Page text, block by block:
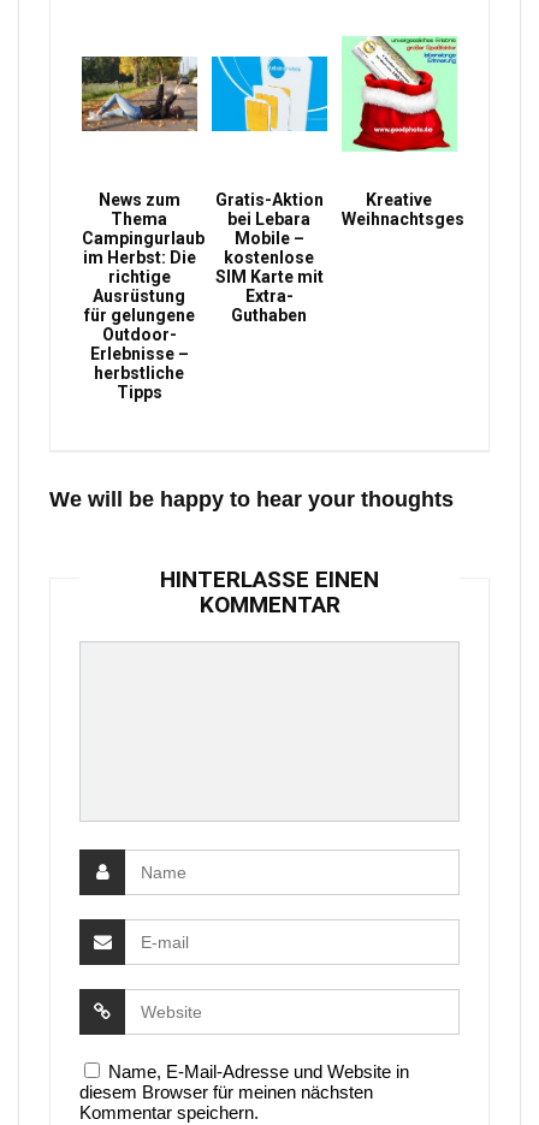
News zum
Thema
Campingurlaub
im Herbst: Die
richtige
Ausrüstung
für gelungene
Outdoor-
Erlebnisse –
herbstliche
Tipps
Gratis-Aktion
bei Lebara
Mobile –
kostenlose
SIM Karte mit
Extra-
Guthaben
Kreative
Weihnachtsgeschenke
We will be happy to hear your thoughts
HINTERLASSE EINEN
KOMMENTAR
Name, E-Mail-Adresse und Website in
diesem Browser für meinen nächsten
Kommentar speichern.